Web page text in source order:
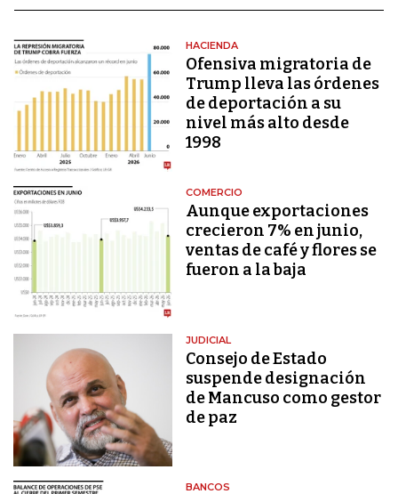
HACIENDA
Ofensiva migratoria de
Trump lleva las órdenes
de deportación a su
nivel más alto desde
1998
COMERCIO
Aunque exportaciones
crecieron 7% en junio,
ventas de café y flores se
fueron a la baja
JUDICIAL
Consejo de Estado
suspende designación
de Mancuso como gestor
de paz
BANCOS